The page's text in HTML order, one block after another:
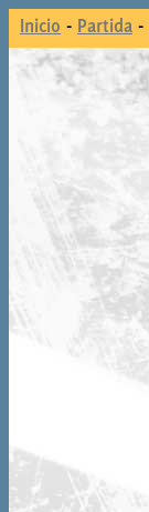
Inicio - Partida -